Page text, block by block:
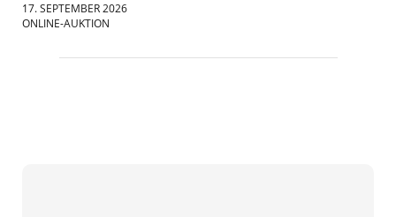
17. SEPTEMBER 2026
ONLINE-AUKTION